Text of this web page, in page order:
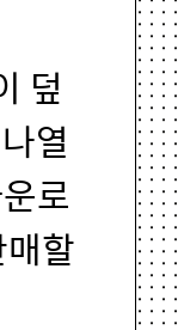
덮
열
로
할